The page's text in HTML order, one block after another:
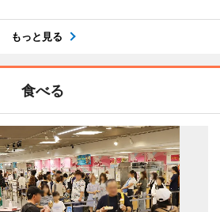
もっと見る
食べる